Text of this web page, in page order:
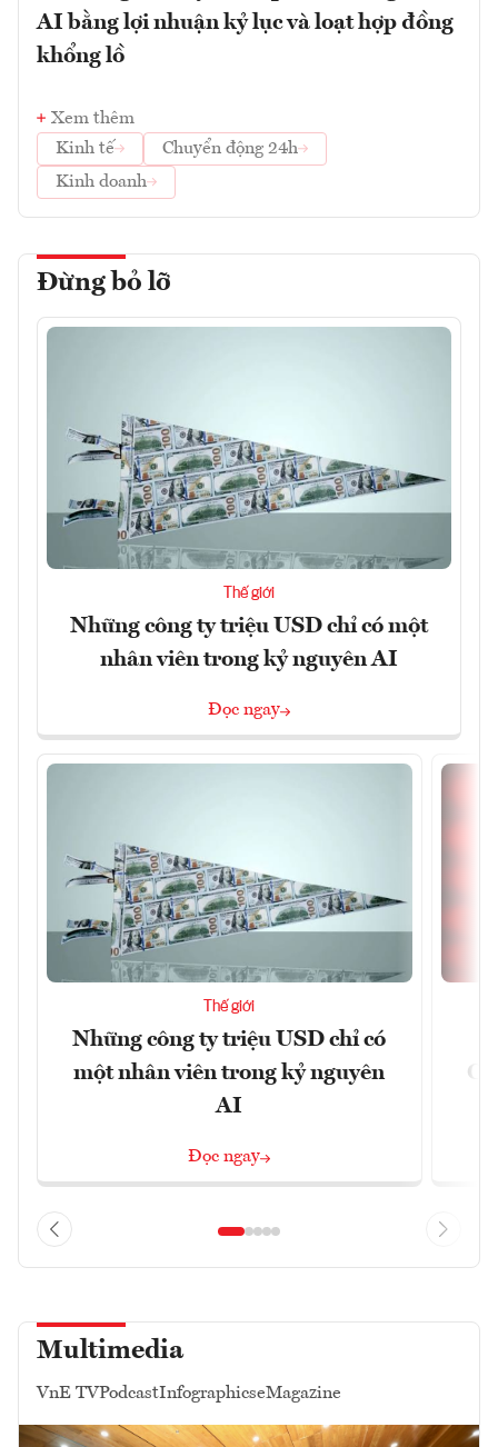
AI bằng lợi nhuận kỷ lục và loạt hợp đồng
khổng lồ
Xem thêm
Kinh tế
Chuyển động 24h
Kinh doanh
Đừng bỏ lỡ
Thế giới
Những công ty triệu USD chỉ có một
nhân viên trong kỷ nguyên AI
Đọc ngay
Thế giới
Những công ty triệu USD chỉ có
một nhân viên trong kỷ nguyên
AI
Đọc ngay
Multimedia
VnE TVPodcastInfographicseMagazine